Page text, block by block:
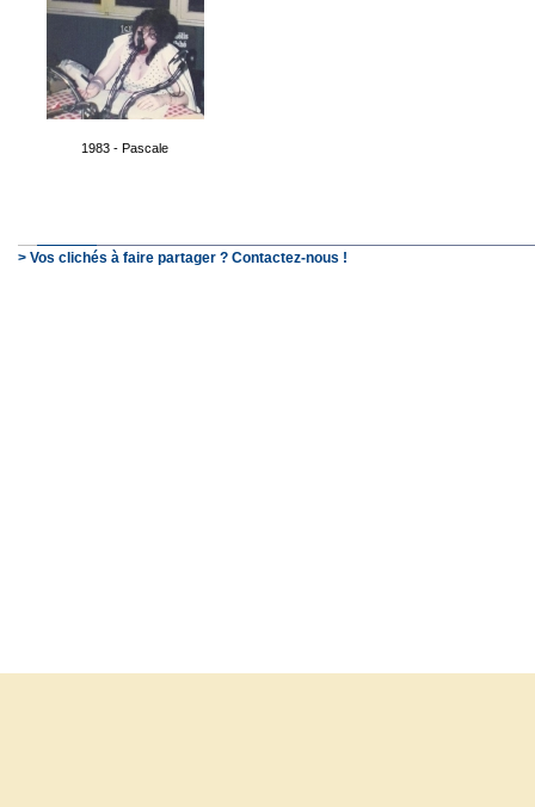
1983 - Pascale
> Vos clichés à faire partager ? Contactez-nous !